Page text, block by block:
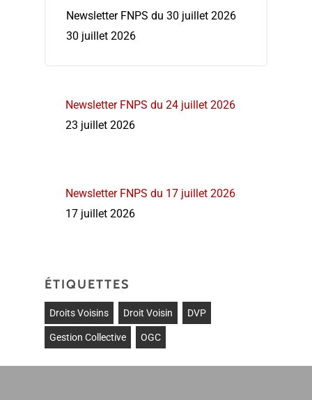
Newsletter FNPS du 30 juillet 2026
30 juillet 2026
Newsletter FNPS du 24 juillet 2026
23 juillet 2026
Newsletter FNPS du 17 juillet 2026
17 juillet 2026
ÉTIQUETTES
Droits Voisins Droit Voisin DVP
Gestion Collective OGC